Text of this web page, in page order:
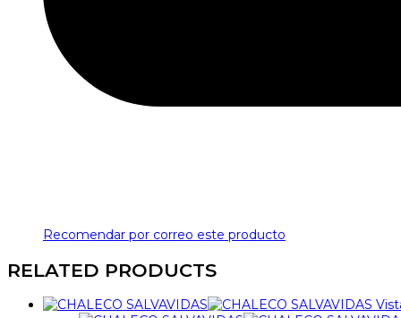
Recomendar por correo este producto
RELATED PRODUCTS